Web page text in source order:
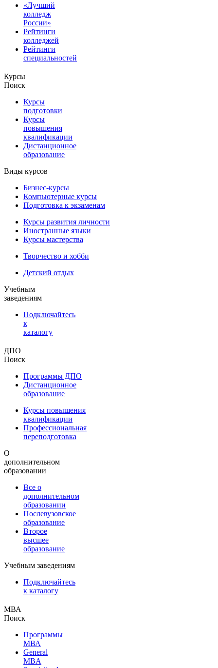
«Лучший
колледж
России»
Рейтинги
колледжей
Рейтинги
специальностей
Курсы
Поиск
Курсы
подготовки
Курсы
повышения
квалификации
Дистанционное
образование
Виды курсов
Бизнес-курсы
Компьютерные курсы
Подготовка к экзаменам
Курсы развития личности
Иностранные языки
Курсы мастерства
Творчество и хобби
Детский отдых
Учебным
заведениям
Подключайтесь
к
каталогу
ДПО
Поиск
Программы ДПО
Дистанционное
образование
Курсы повышения
квалификации
Профессиональная
переподготовка
О
дополнительном
образовании
Все о
дополнительном
образовании
Послевузовское
образование
Второе
высшее
образование
Учебным заведениям
Подключайтесь
к каталогу
МВА
Поиск
Программы
МВА
General
MBA